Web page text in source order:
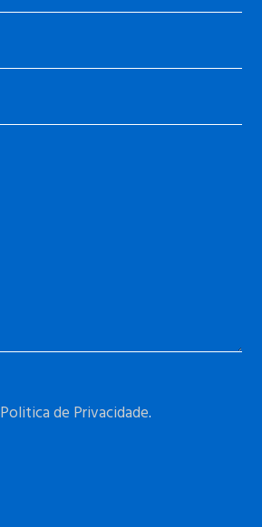
Politica de Privacidade.